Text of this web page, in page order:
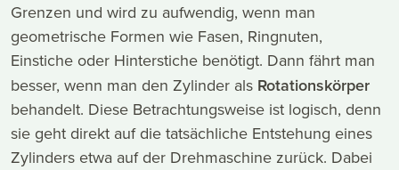
Grenzen und wird zu aufwendig, wenn man
geometrische Formen wie Fasen, Ringnuten,
Einstiche oder Hinterstiche benötigt. Dann fährt man
besser, wenn man den Zylinder als Rotationskörper
behandelt. Diese Betrachtungsweise ist logisch, denn
sie geht direkt auf die tatsächliche Entstehung eines
Zylinders etwa auf der Drehmaschine zurück. Dabei